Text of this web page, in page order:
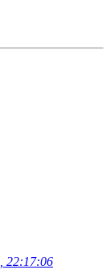
22:17:06